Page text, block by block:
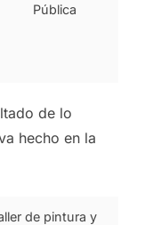
Pública
de lo
hecho en la
de pintura y